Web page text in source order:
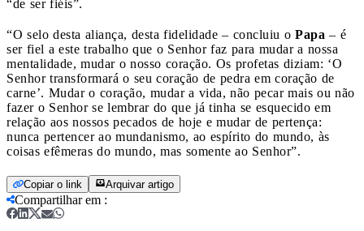
“de ser fiéis”.
“O selo desta aliança, desta fidelidade – concluiu o Papa – é
ser fiel a este trabalho que o Senhor faz para mudar a nossa
mentalidade, mudar o nosso coração. Os profetas diziam: ‘O
Senhor transformará o seu coração de pedra em coração de
carne’. Mudar o coração, mudar a vida, não pecar mais ou não
fazer o Senhor se lembrar do que já tinha se esquecido em
relação aos nossos pecados de hoje e mudar de pertença:
nunca pertencer ao mundanismo, ao espírito do mundo, às
coisas efêmeras do mundo, mas somente ao Senhor”.
Copiar o link Arquivar artigo
Compartilhar em :